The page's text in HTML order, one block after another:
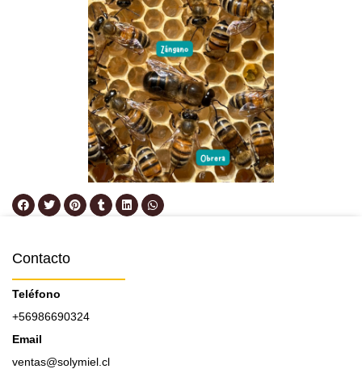
Contacto
Teléfono
+56986690324
Email
ventas@solymiel.cl